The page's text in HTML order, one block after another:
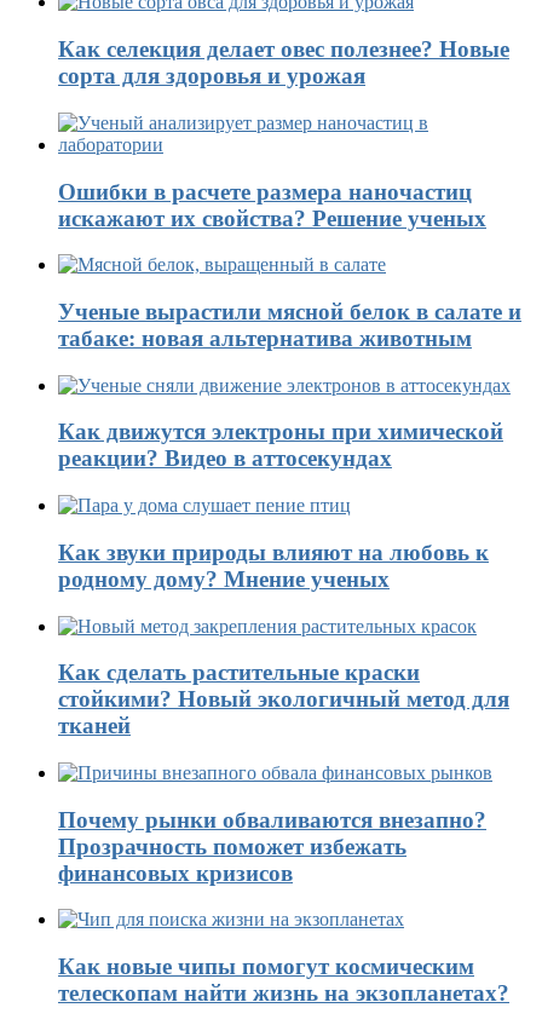
Как селекция делает овес полезнее? Новые
сорта для здоровья и урожая
Ошибки в расчете размера наночастиц
искажают их свойства? Решение ученых
Ученые вырастили мясной белок в салате и
табаке: новая альтернатива животным
Как движутся электроны при химической
реакции? Видео в аттосекундах
Как звуки природы влияют на любовь к
родному дому? Мнение ученых
Как сделать растительные краски
стойкими? Новый экологичный метод для
тканей
Почему рынки обваливаются внезапно?
Прозрачность поможет избежать
финансовых кризисов
Как новые чипы помогут космическим
телескопам найти жизнь на экзопланетах?